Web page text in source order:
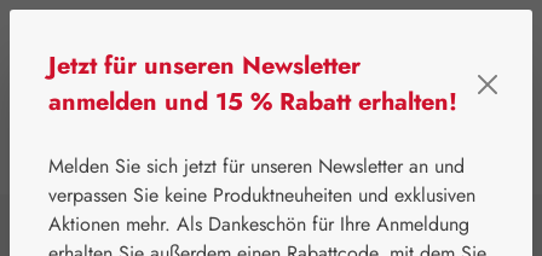
Leitner Lifecare Blütenessenzen PHI Essences
Jetzt für unseren Newsletter
anmelden und 15 % Rabatt erhalten!
Melden Sie sich jetzt für unseren Newsletter an und
verpassen Sie keine Produktneuheiten und exklusiven
Aktionen mehr. Als Dankeschön für Ihre Anmeldung